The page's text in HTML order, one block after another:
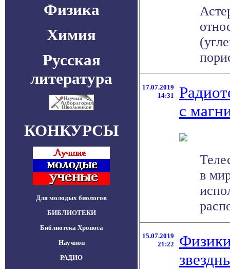
Физика
Химия
Русская
литература
КОНКУРСЫ
Для молодых биологов
БИБЛИОТЕКИ
Библиотека Хроноса
Научпоп
РАДИО
17.07.2019
14:31
с
в
15.07.2019
21:22